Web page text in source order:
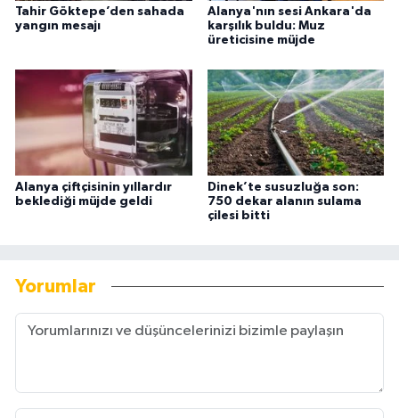
Tahir Göktepe’den sahada
yangın mesajı
Alanya'nın sesi Ankara'da
karşılık buldu: Muz
üreticisine müjde
Alanya çiftçisinin yıllardır
beklediği müjde geldi
Dinek’te susuzluğa son:
750 dekar alanın sulama
çilesi bitti
Yorumlar